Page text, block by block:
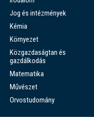
Jog és intézmények
Kémia
Környezet
Közgazdaságtan és
gazdálkodás
Matematika
Művészet
Orvostudomány